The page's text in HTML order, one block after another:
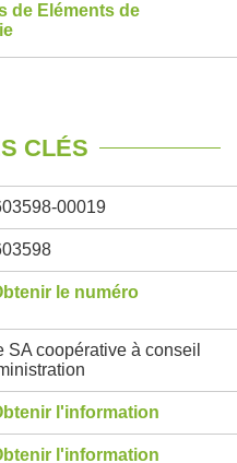
de Eléments de
CLÉS
00019
le numéro
SA coopérative à conseil
l'information
l'information